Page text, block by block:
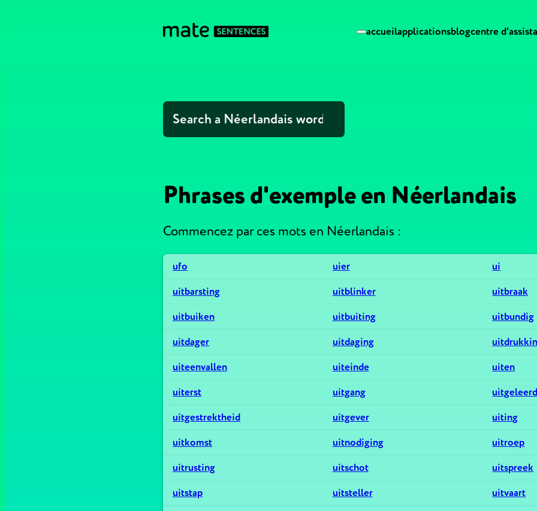
accueilapplicationsblogcentre
Phrases d'exemple en Néerlandais
Commencez par ces mots en Néerlandais :
ufo uier
ui
uitbarsting
uitblinker
uitbraak
uitbuiken
uitbuiting
uitbundig
uitdager
uitdaging
uiteenvallen
uiteinde
uiten
uiterst
uitgang
uitgestrektheid
uitgever
uiting
uitkomst
uitnodiging
uitroep
uitrusting
uitschot
uitspreek
uitstap
uitsteller
uitvaart